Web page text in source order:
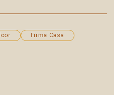
Firma Casa